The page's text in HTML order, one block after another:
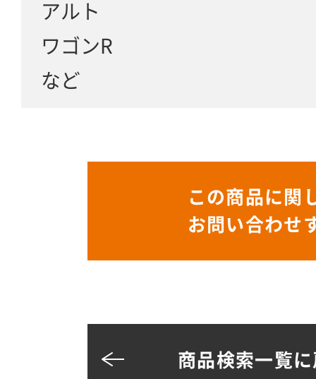
アルト
ワゴンR
など
この商品に関
お問い合わせ
商品検索一覧